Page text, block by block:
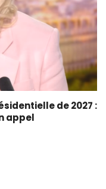
de 2027 :
appel